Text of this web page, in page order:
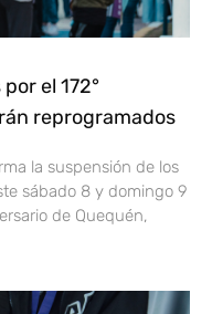
el 172°
reprogramados
la suspensión de los
sábado 8 y domingo 9
de Quequén,